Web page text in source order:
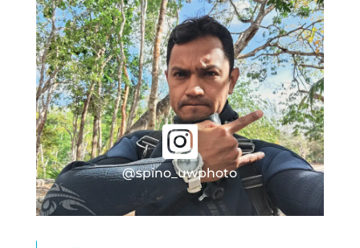

@spino_uwphoto